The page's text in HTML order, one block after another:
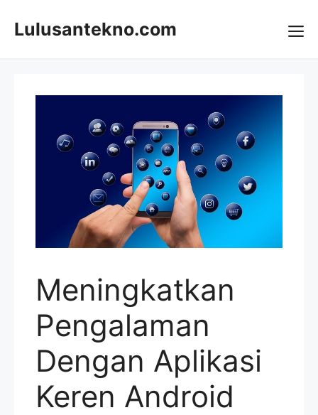
Lulusantekno.com
Meningkatkan
Pengalaman
Dengan Aplikasi
Keren Android